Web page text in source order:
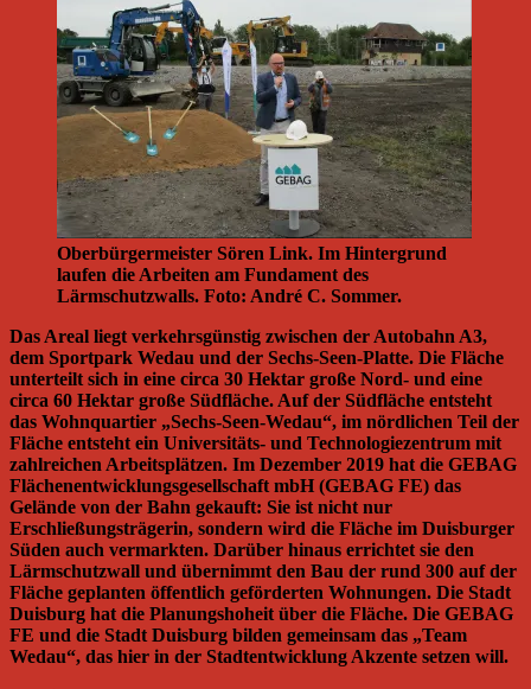
Oberbürgermeister Sören Link. Im Hintergrund
laufen die Arbeiten am Fundament des
Lärmschutzwalls. Foto: André C. Sommer.
Das Areal liegt verkehrsgünstig zwischen der Autobahn A3,
dem Sportpark Wedau und der Sechs-Seen-Platte. Die Fläche
unterteilt sich in eine circa 30 Hektar große Nord- und eine
circa 60 Hektar große Südfläche. Auf der Südfläche entsteht
das Wohnquartier „Sechs-Seen-Wedau“, im nördlichen Teil der
Fläche entsteht ein Universitäts- und Technologiezentrum mit
zahlreichen Arbeitsplätzen. Im Dezember 2019 hat die GEBAG
Flächenentwicklungsgesellschaft mbH (GEBAG FE) das
Gelände von der Bahn gekauft: Sie ist nicht nur
Erschließungsträgerin, sondern wird die Fläche im Duisburger
Süden auch vermarkten. Darüber hinaus errichtet sie den
Lärmschutzwall und übernimmt den Bau der rund 300 auf der
Fläche geplanten öffentlich geförderten Wohnungen. Die Stadt
Duisburg hat die Planungshoheit über die Fläche. Die GEBAG
FE und die Stadt Duisburg bilden gemeinsam das „Team
Wedau“, das hier in der Stadtentwicklung Akzente setzen will.